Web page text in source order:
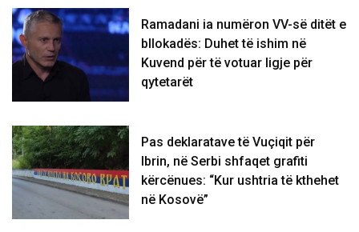
Ramadani ia numëron VV-së ditët e
bllokadës: Duhet të ishim në
Kuvend për të votuar ligje për
qytetarët
Pas deklaratave të Vuçiqit për
Ibrin, në Serbi shfaqet grafiti
kërcënues: “Kur ushtria të kthehet
në Kosovë”